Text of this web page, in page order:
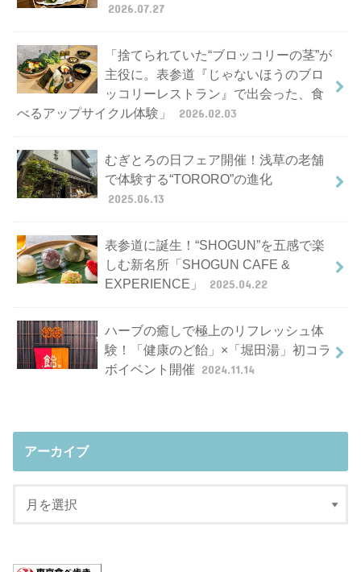
2026.07.27
「捨てられていた“ブロッコリーの茎”が
主役に。表参道『じゃないほうのブロ
ッコリーレストラン』で出会った、食
べるアップサイクル体験」
2026.02.03
むぎとろの日フェア開催！浅草の老舗
で体験する“TORORO”の進化
2025.06.13
表参道に誕生！“SHOGUN”を五感で楽
しむ新名所「SHOGUN CAFE &
EXPERIENCE」
2025.04.22
ハーブの癒しで極上のリフレッシュ体
験！「健康のど飴」×「堀田湯」初コラ
ボイベント開催 2024.11.14
アーカイブ